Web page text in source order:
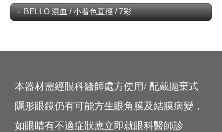
BELLO 混血 / 小着色直徑 / 7彩
本器材需經眼科醫師處方使用/ 配戴拋棄式
隱形眼鏡仍有可能方生眼角膜及結膜病變，
如眼睛有不適症狀應立即就眼科醫師診